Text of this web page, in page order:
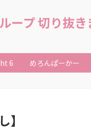
ープ 切り抜き
6 めろんぱーかー